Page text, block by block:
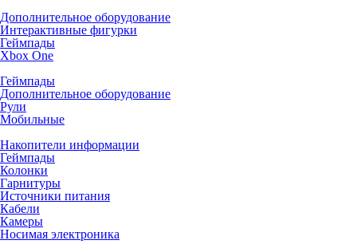
Дополнительное оборудование
Интерактивные фигурки
Геймпады
Xbox One
Геймпады
Дополнительное оборудование
Рули
Мобильные
Накопители информации
Геймпады
Колонки
Гарнитуры
Источники питания
Кабели
Камеры
Носимая электроника